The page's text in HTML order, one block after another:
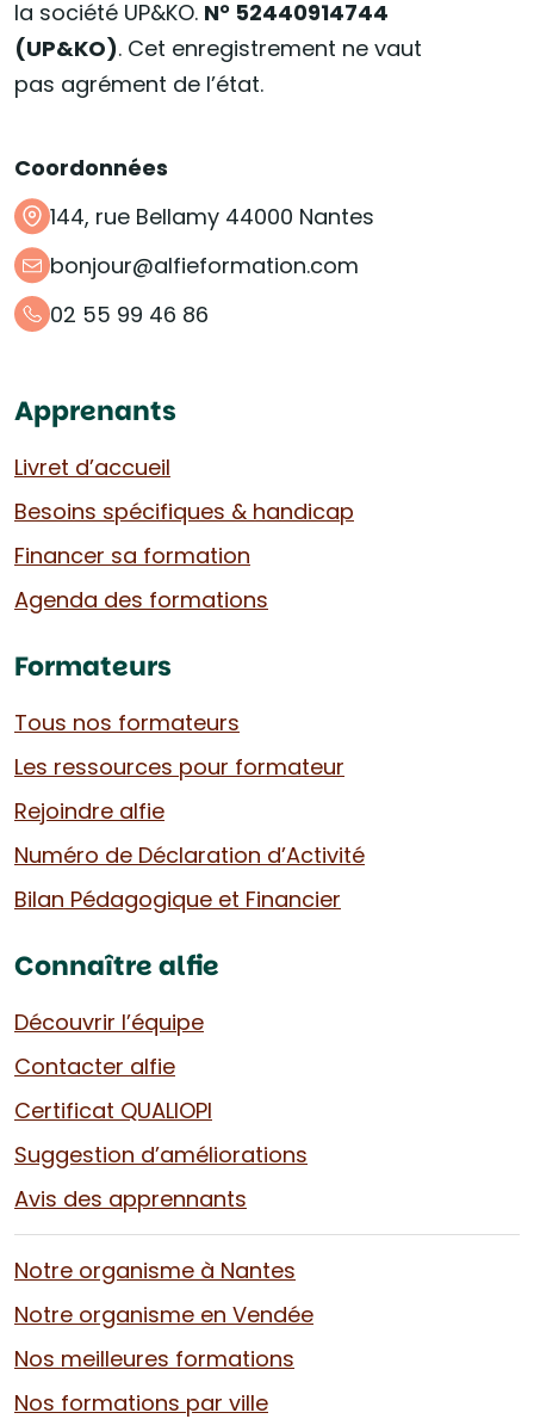
la société UP&KO. N° 52440914744
(UP&KO). Cet enregistrement ne vaut
pas agrément de l’état.
Coordonnées
144, rue Bellamy 44000 Nantes
bonjour@alfieformation.com
02 55 99 46 86
Apprenants
Livret d’accueil
Besoins spécifiques & handicap
Financer sa formation
Agenda des formations
Formateurs
Tous nos formateurs
Les ressources pour formateur
Rejoindre alfie
Numéro de Déclaration d’Activité
Bilan Pédagogique et Financier
Connaître alfie
Découvrir l’équipe
Contacter alfie
Certificat QUALIOPI
Suggestion d’améliorations
Avis des apprennants
Notre organisme à Nantes
Notre organisme en Vendée
Nos meilleures formations
Nos formations par ville